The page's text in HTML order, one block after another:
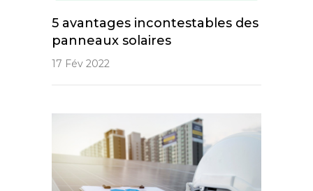
5 avantages incontestables des
panneaux solaires
17 Fév 2022